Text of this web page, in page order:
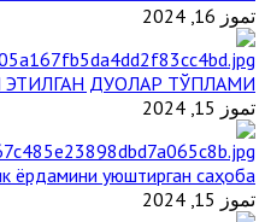
تموز 16, 2024
ЭТИЛГАН ДУОЛАР ТЎПЛАМИ
تموز 15, 2024
ёрдамини уюштирган саҳоба
تموز 15, 2024